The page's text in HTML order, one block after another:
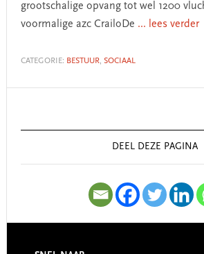
grootschalige opvang tot wel 1200
voormalige azc CrailoDe ... lees verder
CATEGORIE: BESTUUR, SOCIAAL
Sidebar
DEEL DEZE PAGINA